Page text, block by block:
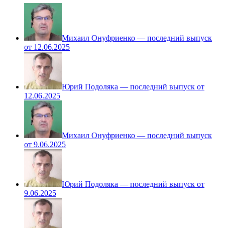
Михаил Онуфриенко — последний выпуск
от 12.06.2025
Юрий Подоляка — последний выпуск от
12.06.2025
Михаил Онуфриенко — последний выпуск
от 9.06.2025
Юрий Подоляка — последний выпуск от
9.06.2025